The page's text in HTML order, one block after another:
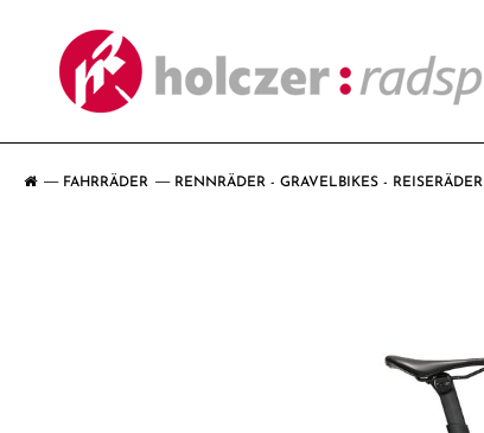
FAHRRÄDER RENNRÄDER - GRAVELBIKES - REISERÄDER